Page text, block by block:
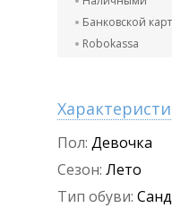
Банковской
Robokassa
Пол: Девочка
Сезон: Лето
Тип обуви: